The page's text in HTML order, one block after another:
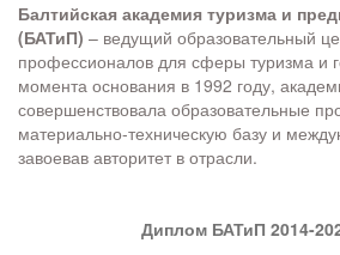
Балтийская академия туризма и
(БАТиП) – ведущий образовательный
профессионалов для сферы туризма и
момента основания в 1992 году,
совершенствовала образовательные
материально-техническую базу и
завоевав авторитет в отрасли.
Диплом БАТиП 2014-